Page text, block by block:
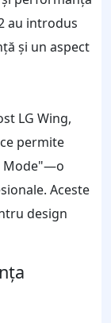
au introdus
și un aspect
LG Wing,
permite
Mode"—o
Aceste
design